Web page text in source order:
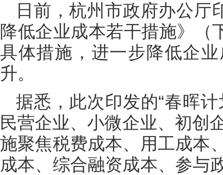
日前，杭州市政府办公厅
降低企业成本若干措施》（
具体措施，进一步降低企
升。
据悉，此次印发的“春晖
民营企业、小微企业、初创
施聚焦税费成本、用工成本
成本、综合融资成本、参与